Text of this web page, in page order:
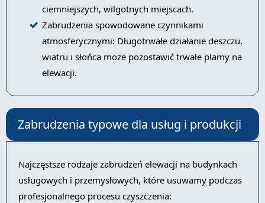
ciemniejszych, wilgotnych miejscach.
Zabrudzenia spowodowane czynnikami
atmosferycznymi: Długotrwałe działanie deszczu,
wiatru i słońca może pozostawić trwałe plamy na
elewacji.
Zabrudzenia typowe dla usług i produkcji
Najczęstsze rodzaje zabrudzeń elewacji na budynkach
usługowych i przemysłowych, które usuwamy podczas
profesjonalnego procesu czyszczenia: